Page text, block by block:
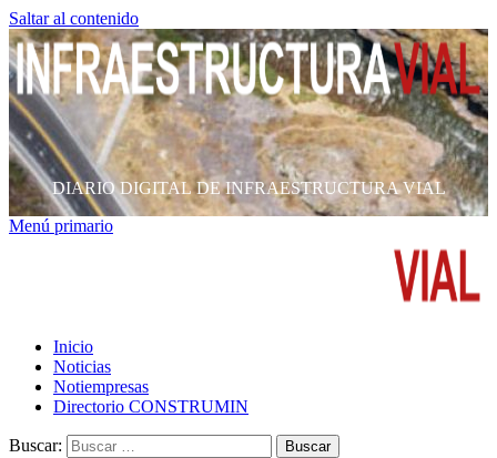
Saltar al contenido
DIARIO DIGITAL DE INFRAESTRUCTURA VIAL
Menú primario
Inicio
Noticias
Notiempresas
Directorio CONSTRUMIN
Buscar: